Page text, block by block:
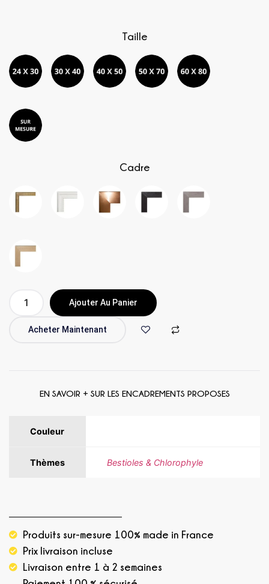
Taille
Cadre
Acheter Maintenant
Ajouter Au Panier
EN SAVOIR + SUR LES ENCADREMENTS PROPOSES
Couleur
Thèmes Bestioles & Chlorophyle
Produits sur-mesure 100% made in France
Prix livraison incluse
Livraison entre 1 à 2 semaines